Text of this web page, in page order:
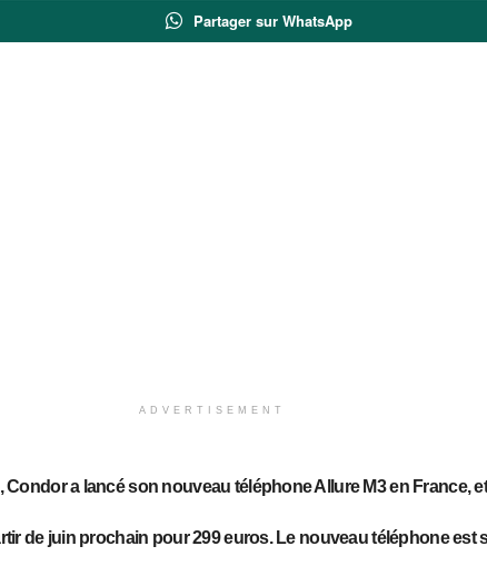
Partager sur WhatsApp
ADVERTISEMENT
Condor a lancé son nouveau téléphone Allure M3 en France,
de juin prochain pour 299 euros. Le nouveau téléphone est